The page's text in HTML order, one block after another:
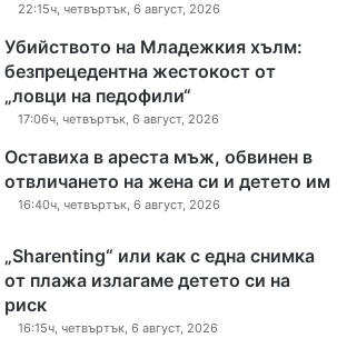
22:15ч, четвъртък, 6 август, 2026
Убийството на Младежкия хълм:
безпрецедентна жестокост от
„ловци на педофили“
17:06ч, четвъртък, 6 август, 2026
Оставиха в ареста мъж, обвинен в
отвличането на жена си и детето им
16:40ч, четвъртък, 6 август, 2026
„Sharenting“ или как с една снимка
от плажа излагаме детето си на
риск
16:15ч, четвъртък, 6 август, 2026